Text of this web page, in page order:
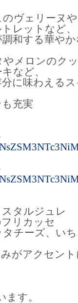
ヴェリーヌ
レットなど、
和する華や
やメロンのク
など、
に味わえる
充実
スタルジュレ
リカッセ
タチーズ、い
がアクセン
ます。